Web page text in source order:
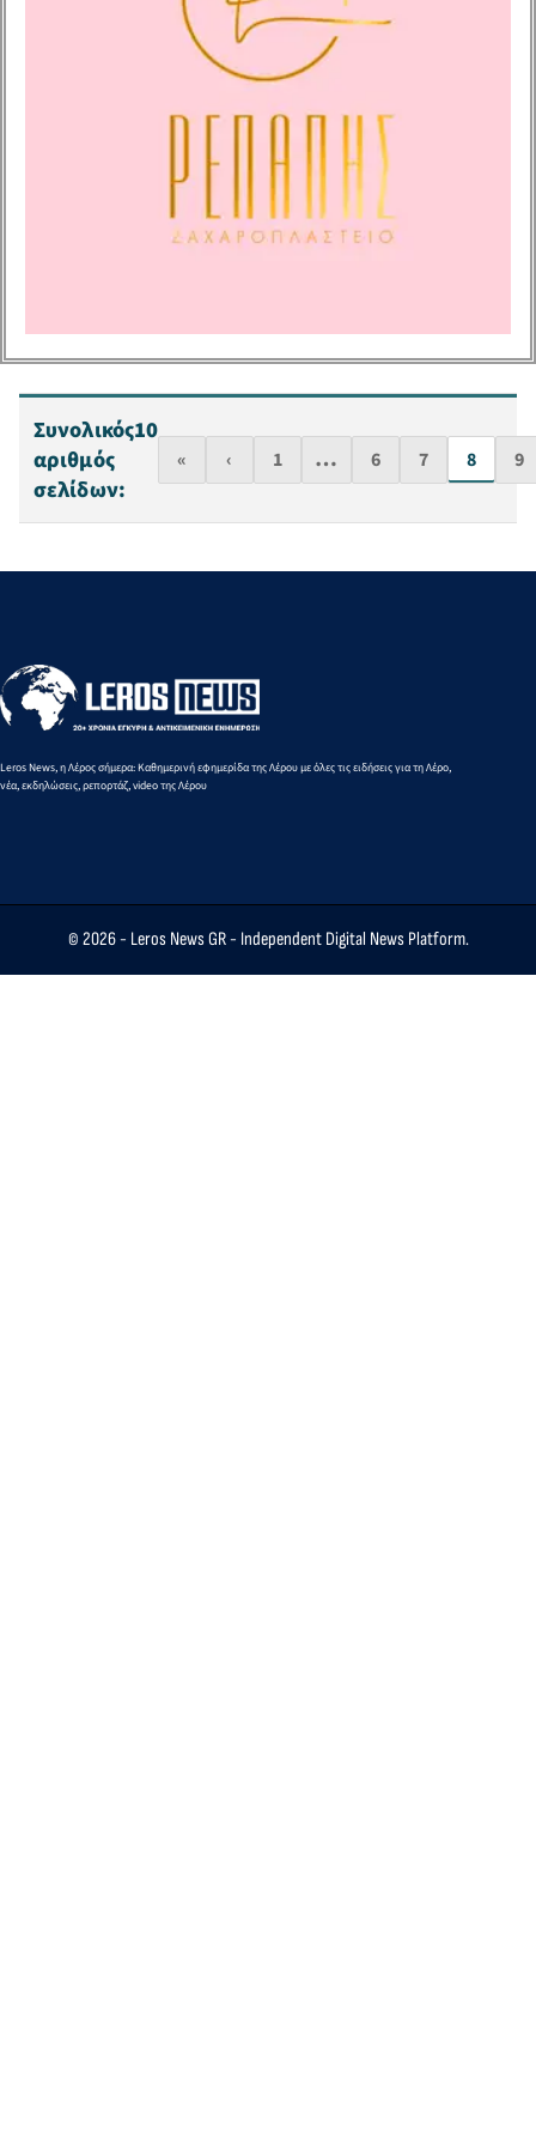
Συνολικός
αριθμός
σελίδων:
10
« ‹ 1 … 6 7 8 9
Leros News, η Λέρος σήμερα: Καθημερινή εφημερίδα της Λέρου με όλες τις ειδήσεις για τη Λέρο,
νέα, εκδηλώσεις, ρεπορτάζ, video της Λέρου
© 2026 - Leros News GR- Independent Digital News Platform.